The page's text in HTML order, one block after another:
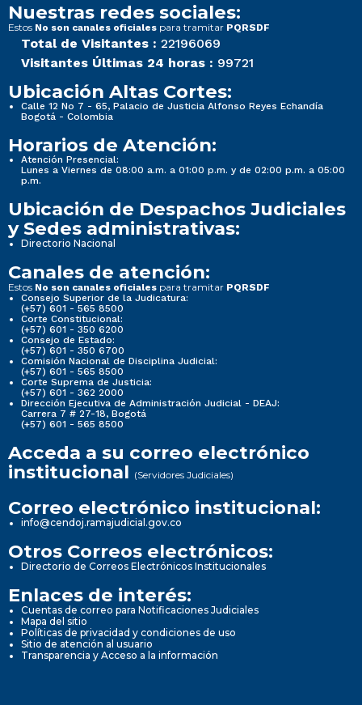
Nuestras redes sociales:
Estos No son canales oficiales para tramitar PQRSDF
Total de Visitantes : 22196069
Visitantes Últimas 24 horas : 99721
Ubicación Altas Cortes:
Calle 12 No 7 - 65, Palacio de Justicia Alfonso Reyes Echandía
Bogotá - Colombia
Horarios de Atención:
Atención Presencial:
Lunes a Viernes de 08:00 a.m. a 01:00 p.m. y de 02:00 p.m. a 05:00
p.m.
Ubicación de Despachos Judiciales
y Sedes administrativas:
Directorio Nacional
Canales de atención:
Estos No son canales oficiales para tramitar PQRSDF
Consejo Superior de la Judicatura:
(+57) 601 - 565 8500
Corte Constitucional:
(+57) 601 - 350 6200
Consejo de Estado:
(+57) 601 - 350 6700
Comisión Nacional de Disciplina Judicial:
(+57) 601 - 565 8500
Corte Suprema de Justicia:
(+57) 601 - 362 2000
Dirección Ejecutiva de Administración Judicial - DEAJ:
Carrera 7 # 27-18, Bogotá
(+57) 601 - 565 8500
Acceda a su correo electrónico
institucional (Servidores Judiciales)
Correo electrónico institucional:
info@cendoj.ramajudicial.gov.co
Otros Correos electrónicos:
Directorio de Correos Electrónicos Institucionales
Enlaces de interés:
Cuentas de correo para Notificaciones Judiciales
Mapa del sitio
Políticas de privacidad y condiciones de uso
Sitio de atención al usuario
Transparencia y Acceso a la información